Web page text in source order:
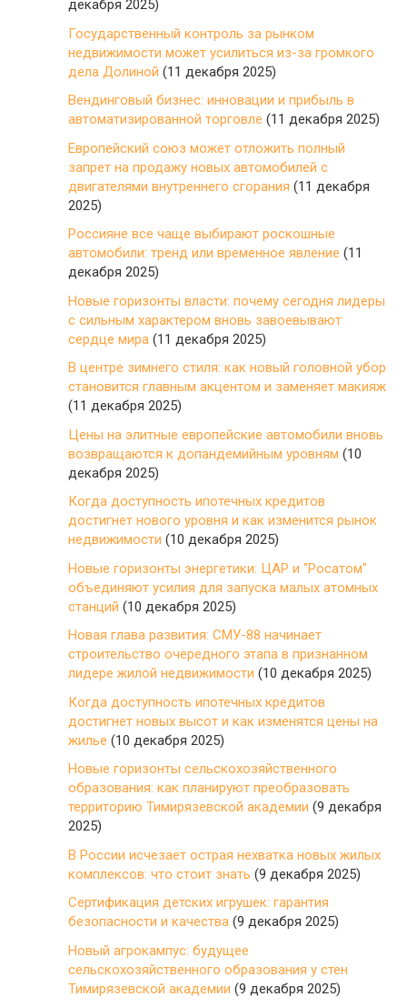
декабря 2025)
Государственный контроль за рынком
недвижимости может усилиться из-за громкого
дела Долиной (11 декабря 2025)
Вендинговый бизнес: инновации и прибыль в
автоматизированной торговле (11 декабря 2025)
Европейский союз может отложить полный
запрет на продажу новых автомобилей с
двигателями внутреннего сгорания (11 декабря
2025)
Россияне все чаще выбирают роскошные
автомобили: тренд или временное явление (11
декабря 2025)
Новые горизонты власти: почему сегодня лидеры
с сильным характером вновь завоевывают
сердце мира (11 декабря 2025)
В центре зимнего стиля: как новый головной убор
становится главным акцентом и заменяет макияж
(11 декабря 2025)
Цены на элитные европейские автомобили вновь
возвращаются к допандемийным уровням (10
декабря 2025)
Когда доступность ипотечных кредитов
достигнет нового уровня и как изменится рынок
недвижимости (10 декабря 2025)
Новые горизонты энергетики: ЦАР и "Росатом"
объединяют усилия для запуска малых атомных
станций (10 декабря 2025)
Новая глава развития: СМУ-88 начинает
строительство очередного этапа в признанном
лидере жилой недвижимости (10 декабря 2025)
Когда доступность ипотечных кредитов
достигнет новых высот и как изменятся цены на
жилье (10 декабря 2025)
Новые горизонты сельскохозяйственного
образования: как планируют преобразовать
территорию Тимирязевской академии (9 декабря
2025)
В России исчезает острая нехватка новых жилых
комплексов: что стоит знать (9 декабря 2025)
Сертификация детских игрушек: гарантия
безопасности и качества (9 декабря 2025)
Новый агрокампус: будущее
сельскохозяйственного образования у стен
Тимирязевской академии (9 декабря 2025)